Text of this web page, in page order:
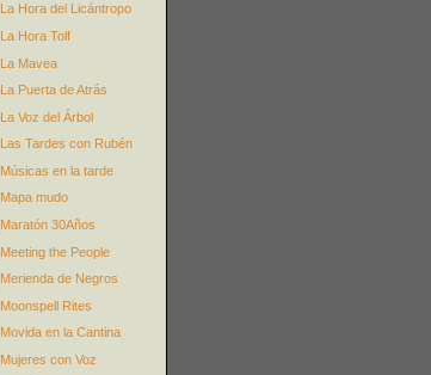
La Hora del Licántropo
La Hora Tolf
La Mavea
La Puerta de Atrás
La Voz del Árbol
Las Tardes con Rubén
Músicas en la tarde
Mapa mudo
Maratón 30Años
Meeting the People
Merienda de Negros
Moonspell Rites
Movida en la Cantina
Mujeres con Voz